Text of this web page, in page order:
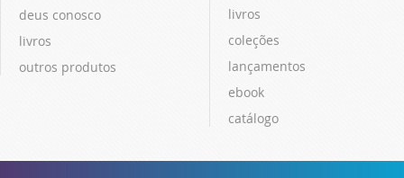
deus conosco
livros
outros produtos
livros
coleções
lançamentos
ebook
catálogo